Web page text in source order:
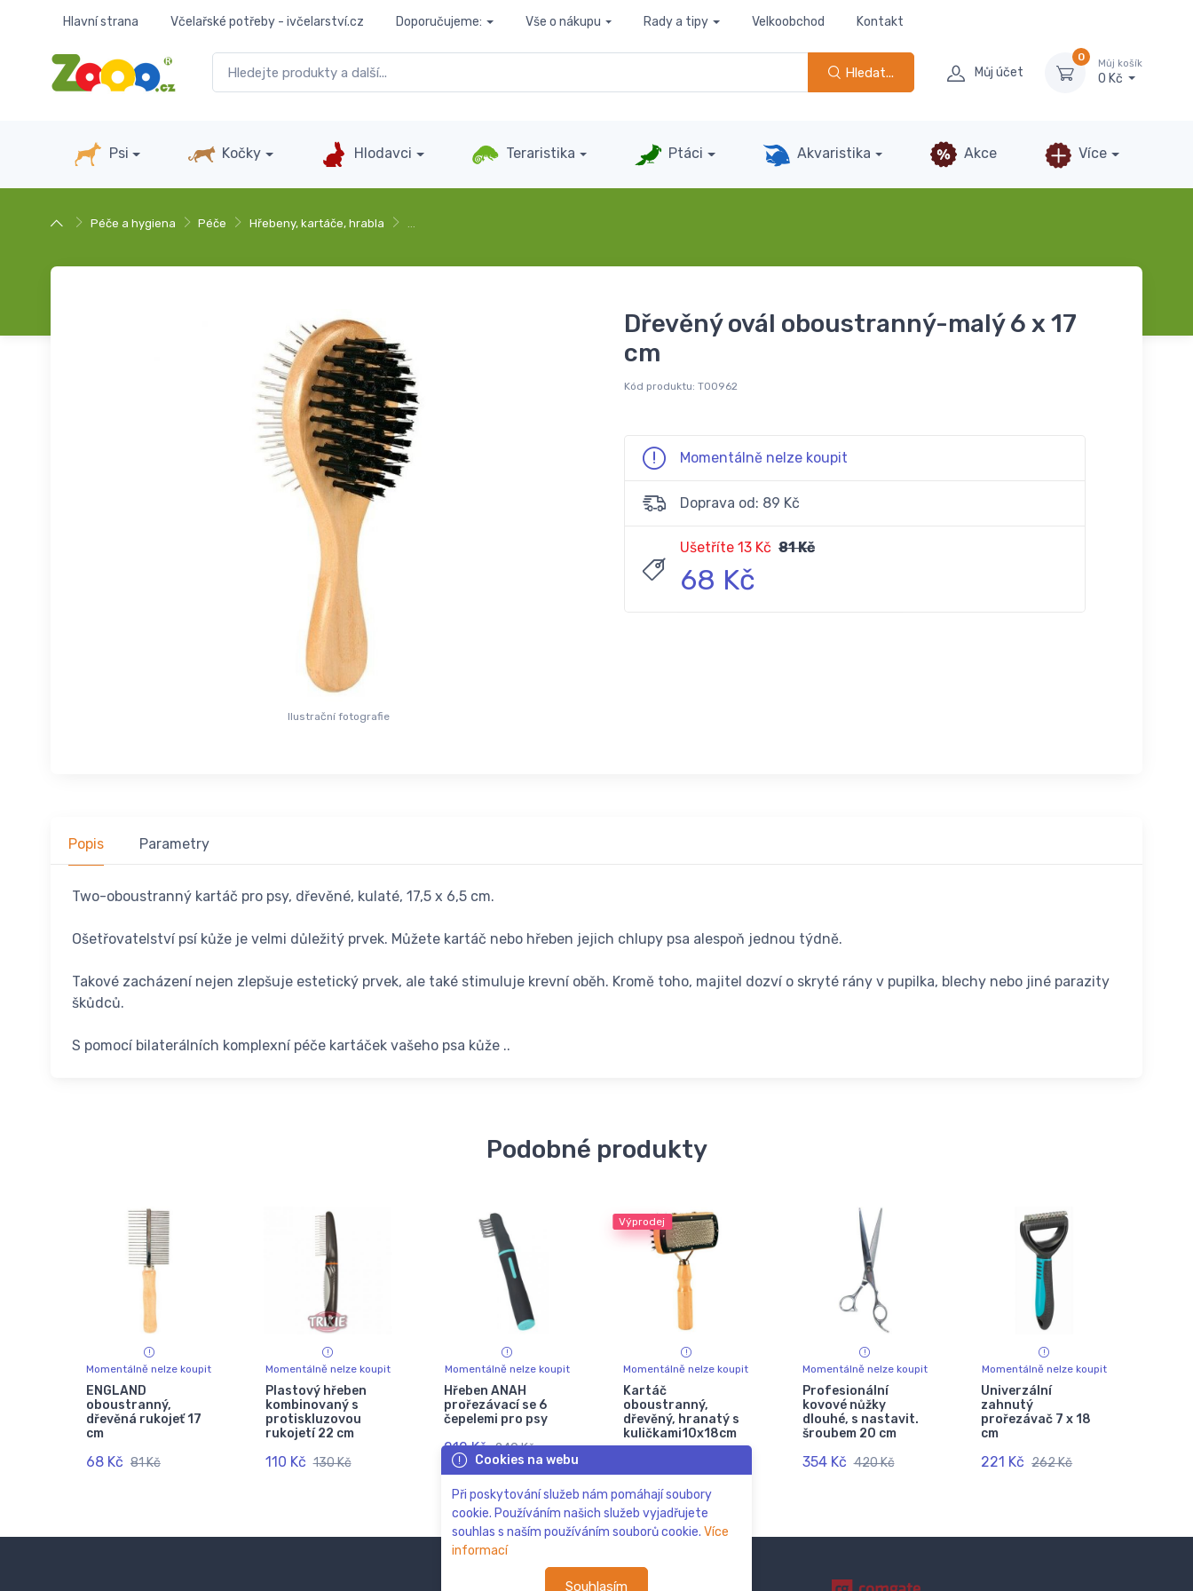
Hlavní strana Včelařské potřeby - ivčelarství.cz Doporučujeme: Vše o nákupu Rady a tipy Velkoobchod Kontakt
Hledat... Můj účet
0
Můj košík
0 Kč
Psi Kočky Hlodavci Teraristika Ptáci Akvaristika Akce Více
Péče a hygiena Péče Hřebeny, kartáče, hrabla …
Ilustrační fotografie
Dřevěný ovál oboustranný-malý 6 x 17
cm
Kód produktu: T00962
Momentálně nelze koupit
Doprava od: 89 Kč
Ušetříte 13 Kč 81 Kč
68 Kč
Popis Parametry
Two-oboustranný kartáč pro psy, dřevěné, kulaté, 17,5 x 6,5 cm.
Ošetřovatelství psí kůže je velmi důležitý prvek. Můžete kartáč nebo hřeben jejich chlupy psa alespoň jednou týdně.
Takové zacházení nejen zlepšuje estetický prvek, ale také stimuluje krevní oběh. Kromě toho, majitel dozví o skryté rány v pupilka, blechy nebo jiné parazity
škůdců.
S pomocí bilaterálních komplexní péče kartáček vašeho psa kůže ..
Podobné produkty
Momentálně nelze koupit
ENGLAND
oboustranný,
dřevěná rukojeť 17
cm
68 Kč 81 Kč
Momentálně nelze koupit
Plastový hřeben
kombinovaný s
protiskluzovou
rukojetí 22 cm
110 Kč 130 Kč
Momentálně nelze koupit
Hřeben ANAH
prořezávací se 6
čepelemi pro psy
212 Kč 240 Kč
Výprodej
Momentálně nelze koupit
Kartáč
oboustranný,
dřevěný, hranatý s
kuličkami10x18cm
Momentálně nelze koupit
Profesionální
kovové nůžky
dlouhé, s nastavit.
šroubem 20 cm
354 Kč 420 Kč
Momentálně nelze koupit
Univerzální
zahnutý
prořezávač 7 x 18
cm
221 Kč 262 Kč
Cookies na webu
Při poskytování služeb nám pomáhají soubory
cookie. Používáním našich služeb vyjadřujete
souhlas s naším používáním souborů cookie. Více
informací
Souhlasím